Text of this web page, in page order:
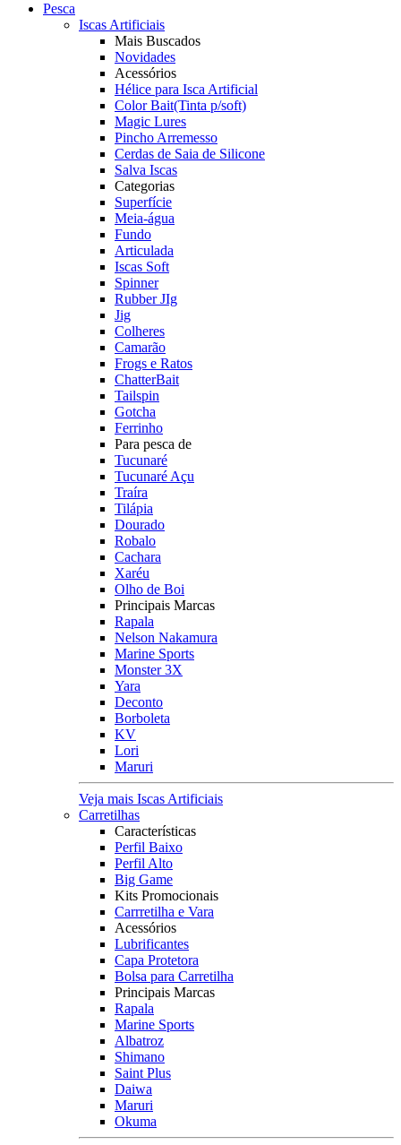
Pesca
Iscas Artificiais
Mais Buscados
Novidades
Acessórios
Hélice para Isca Artificial
Color Bait(Tinta p/soft)
Magic Lures
Pincho Arremesso
Cerdas de Saia de Silicone
Salva Iscas
Categorias
Superfície
Meia-água
Fundo
Articulada
Iscas Soft
Spinner
Rubber JIg
Jig
Colheres
Camarão
Frogs e Ratos
ChatterBait
Tailspin
Gotcha
Ferrinho
Para pesca de
Tucunaré
Tucunaré Açu
Traíra
Tilápia
Dourado
Robalo
Cachara
Xaréu
Olho de Boi
Principais Marcas
Rapala
Nelson Nakamura
Marine Sports
Monster 3X
Yara
Deconto
Borboleta
KV
Lori
Maruri
Veja mais Iscas Artificiais
Carretilhas
Características
Perfil Baixo
Perfil Alto
Big Game
Kits Promocionais
Carrretilha e Vara
Acessórios
Lubrificantes
Capa Protetora
Bolsa para Carretilha
Principais Marcas
Rapala
Marine Sports
Albatroz
Shimano
Saint Plus
Daiwa
Maruri
Okuma